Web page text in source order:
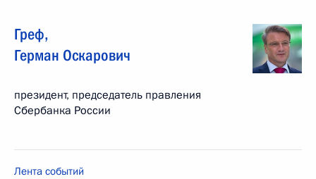
Греф,
Герман Оскарович
президент, председатель правления
Сбербанка России
Лента событий